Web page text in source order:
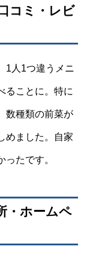
コミ・レビ
1人1つ違うメニ
ることに。特に
数種類の前菜が
めました。自家
たです。
・ホームペ